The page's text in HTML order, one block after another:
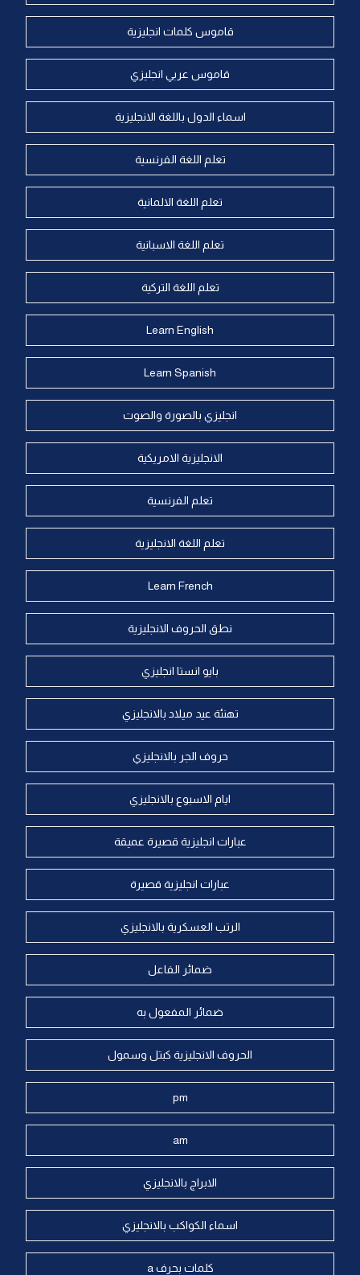
قاموس كلمات انجليزية
قاموس عربي انجليزي
اسماء الدول باللغة الانجليزية
تعلم اللغة الفرنسية
تعلم اللغة الالمانية
تعلم اللغة الاسبانية
تعلم اللغة التركية
Learn English
Learn Spanish
انجليزي بالصورة والصوت
الانجليزية الامريكية
تعلم الفرنسية
تعلم اللغة الانجليزية
Learn French
نطق الحروف الانجليزية
بايو انستا انجليزي
تهنئة عيد ميلاد بالانجليزي
حروف الجر بالانجليزي
ايام الاسبوع بالانجليزي
عبارات انجليزية قصيرة عميقة
عبارات انجليزية قصيرة
الرتب العسكرية بالانجليزي
ضمائر الفاعل
ضمائر المفعول به
الحروف الانجليزية كبتل وسمول
pm
am
الابراج بالانجليزي
اسماء الكواكب بالانجليزي
كلمات بحرف a